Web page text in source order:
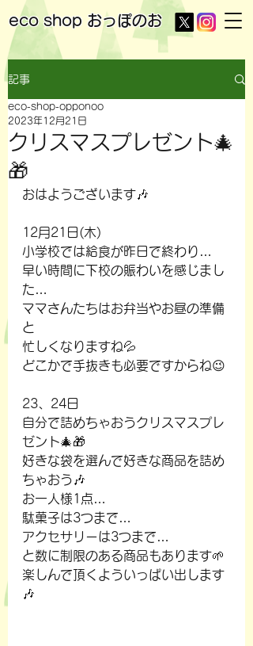
eco shop おっぽのお
記事
クリスマスプレゼント🎄
🎁
eco-shop-opponoo
2023年12月21日
おはようございます🎶
12月21日(木)
小学校では給食が昨日で終わり…
早い時間に下校の賑わいを感じまし
た…
ママさんたちはお弁当やお昼の準備
と
忙しくなりますね💦
どこかで手抜きも必要ですからね😉
23、24日
自分で詰めちゃおうクリスマスプレ
ゼント🎄🎁
好きな袋を選んで好きな商品を詰め
ちゃおう🎶
お一人様1点…
駄菓子は3つまで…
アクセサリーは3つまで…
と数に制限のある商品もあります🌱
楽しんで頂くよういっぱい出します
🎶